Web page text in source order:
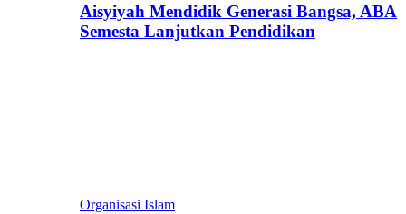
Aisyiyah Mendidik Generasi Bangsa, ABA
Semesta Lanjutkan Pendidikan
Organisasi Islam